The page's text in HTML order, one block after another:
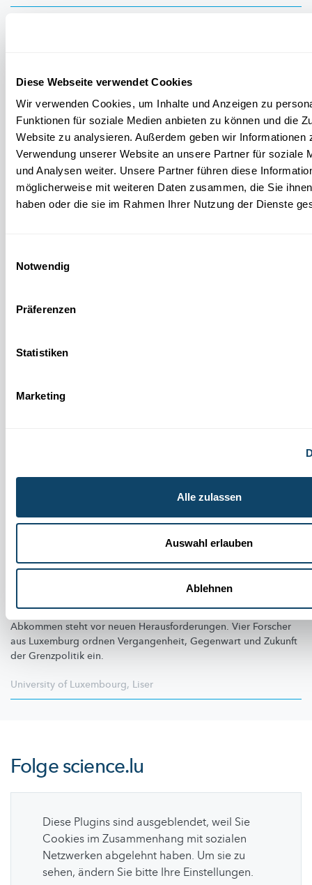
Diese Webseite verwendet Cookies
Wir verwenden Cookies, um Inhalte und Anzeigen zu
Funktionen für soziale Medien anbieten zu können und die
Website zu analysieren. Außerdem geben wir Informationen
Verwendung unserer Website an unsere Partner für soziale
und Analysen weiter. Unsere Partner führen diese
möglicherweise mit weiteren Daten zusammen, die Sie
haben oder die sie im Rahmen Ihrer Nutzung der Dienste
Notwendig
Präferenzen
Statistiken
Marketing
Alle zulassen
Auswahl erlauben
Ablehnen
Is polarisation increasing and more and more dividing our
Christophe Lesschaeve from the University of Luxembourg
Wie offene Grenzen Europa veränderten –
und was jetzt auf dem Spiel steht
Migration, Sicherheit,Souveränität:Das Schengener
Abkommen steht vor neuen Herausforderungen. Vier Forscher
aus Luxemburg ordnen Vergangenheit, Gegenwart und Zukunft
der Grenzpolitik ein.
University of Luxembourg, Liser
Folgescience.lu
Diese Plugins sind ausgeblendet, weil Sie
Cookies im Zusammenhang mit sozialen
Netzwerken abgelehnt haben. Um sie zu
sehen, ändern Sie bitte Ihre Einstellungen.